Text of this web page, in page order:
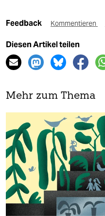
Feedback Kommentieren
Diesen Artikel teilen
Mehr zum Thema